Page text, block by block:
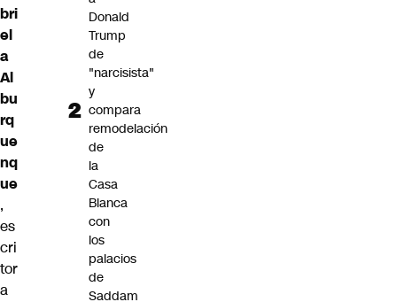
bri
el
a
Al
bu
rq
ue
nq
ue
,
es
cri
tor
a
Donald
Trump
de
"narcisista"
y
compara
remodelación
de
la
Casa
Blanca
con
los
palacios
de
Saddam